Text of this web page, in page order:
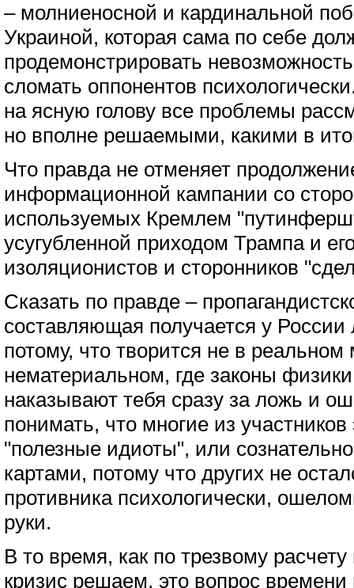
– молниеносной и кардинальной
Украиной, которая сама по себе
продемонстрировать
сломать оппонентов
на ясную голову все проблемы
но вполне решаемыми, какими в
Что правда не отменяет
информационной кампании со
используемых Кремлем
усугубленной приходом Трампа и
изоляционистов и сторонников
Сказать по правде –
составляющая получается у
потому, что творится не в реальном
нематериальном, где законы
наказывают тебя сразу за ложь и
понимать, что многие из
"полезные идиоты", или
картами, потому что других не
противника психологически,
руки.
В то время, как по трезвому расчету
кризис решаем, это вопрос